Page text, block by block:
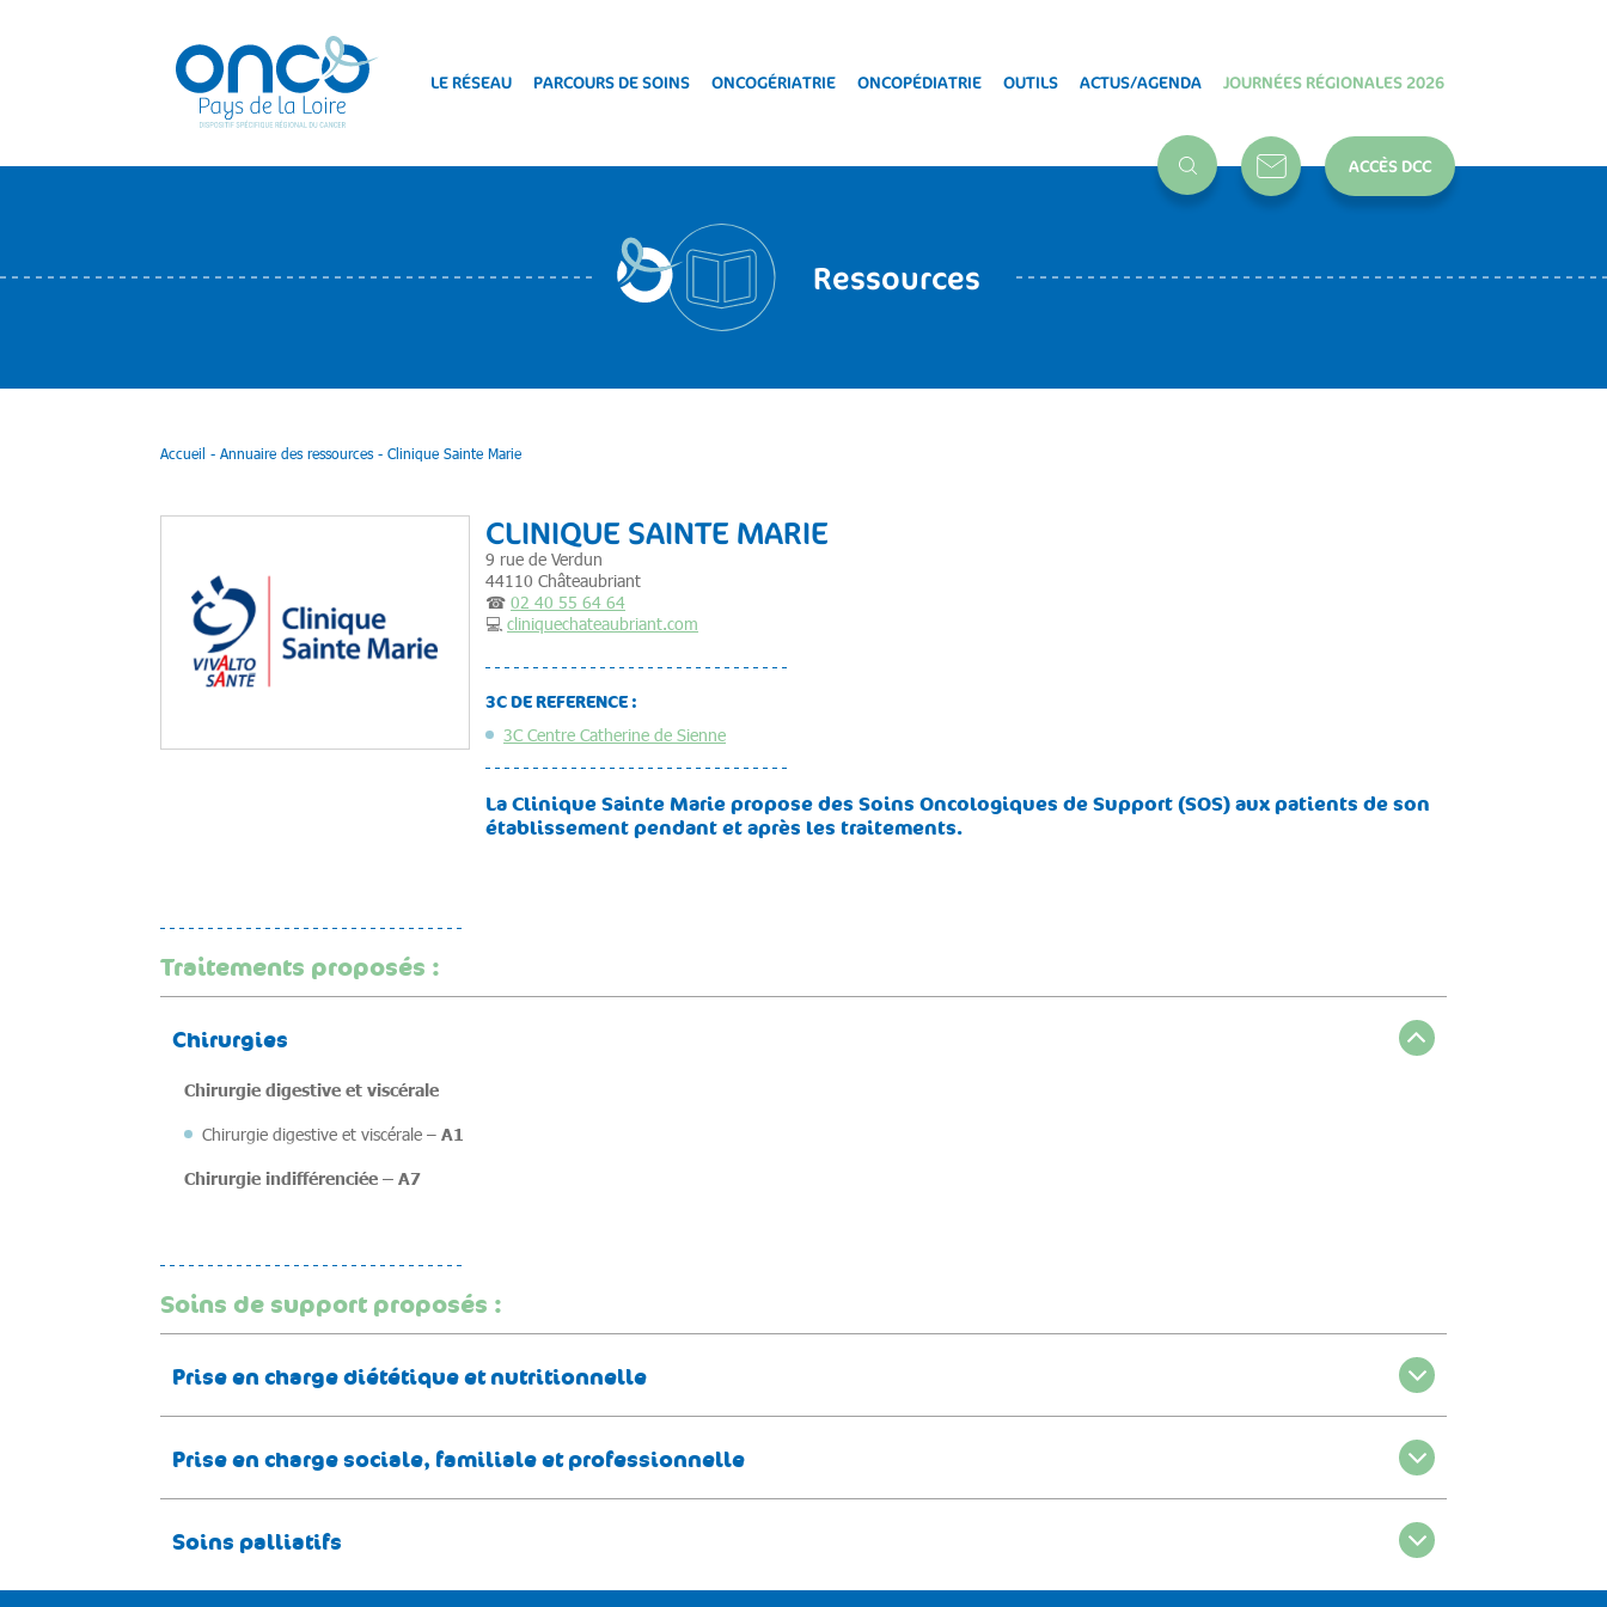
LE RÉSEAU PARCOURS DE SOINS ONCOGÉRIATRIE ONCOPÉDIATRIE OUTILS ACTUS/AGENDA JOURNÉES RÉGIONALES 2026
ACCÈS DCC
Ressources
Accueil - Annuaire des ressources- Clinique Sainte Marie
CLINIQUE SAINTE MARIE
9 rue de Verdun
44110 Châteaubriant
☎02 40 55 64 64
💻cliniquechateaubriant.com
3C DE REFERENCE :
3C Centre Catherine de Sienne
La Clinique Sainte Marie propose des Soins Oncologiques de Support (SOS) aux patients de son
établissement pendant et après les traitements.
Traitements proposés :
Chirurgies
Chirurgie digestive et viscérale
Chirurgie digestive et viscérale – A1
Chirurgie indifférenciée – A7
Soins de support proposés :
Prise en charge diététique et nutritionnelle
Prise en charge sociale, familiale et professionnelle
Soins palliatifs